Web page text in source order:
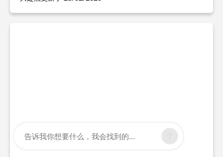
告诉我你想要什么，我会找到的...